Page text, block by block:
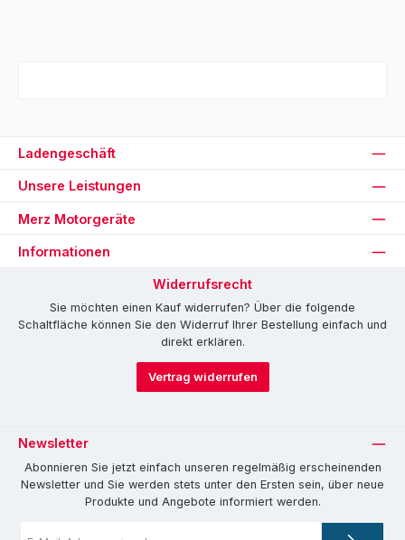
Ladengeschäft
Unsere Leistungen
Merz Motorgeräte
Informationen
Widerrufsrecht
Sie möchten einen Kauf widerrufen? Über die folgende
Schaltfläche können Sie den Widerruf Ihrer Bestellung einfach und
direkt erklären.
Vertrag widerrufen
Newsletter
Abonnieren Sie jetzt einfach unseren regelmäßig erscheinenden
Newsletter und Sie werden stets unter den Ersten sein, über neue
Produkte und Angebote informiert werden.